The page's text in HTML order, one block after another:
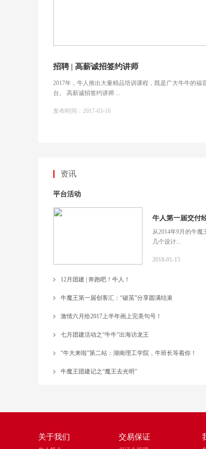
招聘 | 高薪诚招签约讲师
2017年，牛人推出大量精品培训课程，既是广大牛牛的
台。 高薪诚招签约讲师 ...
发布时间：2017-03-16
资讯
平台活动
牛人第一届交付
从2014年9月的牛
几个设计...
2018-01-15
12月团建 | 奔跑吧！牛人！
牛魔王第一届创客汇：“破茧”分享圆满结束
激情六月给2017上半年画上完美句号！
七月团建活动之“牛牛”出海访龙王
“牛大来啦”第二站：湖南理工学院，牛班长等着你！
牛魔王团建记之“魔王去光明”
关于我们 交易保证